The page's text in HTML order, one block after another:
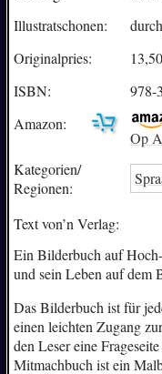
Illustratschonen:
Originalpries:
13,50
ISBN:
978-
Amazon:
Op
Kategorien/
Regionen:
Text von’n Verlag:
Ein Bilderbuch auf
und sein Leben auf dem
Das Bilderbuch ist für
einen leichten Zugang
den Leser eine
Mitmachbuch ist ein